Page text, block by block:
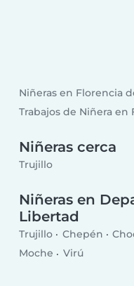
Niñeras en Florencia
Trabajos de Niñera en
Niñeras cerca
Trujillo
Niñeras en
Libertad
Trujillo Chepén
Moche
Virú